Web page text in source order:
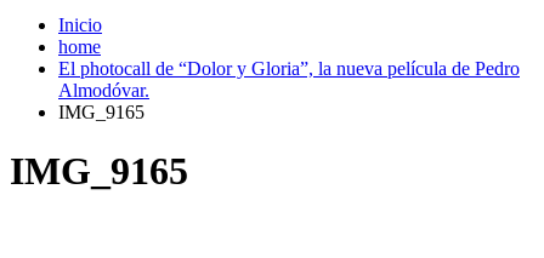
Inicio
home
El photocall de “Dolor y Gloria”, la nueva película de Pedro
Almodóvar.
IMG_9165
IMG_9165